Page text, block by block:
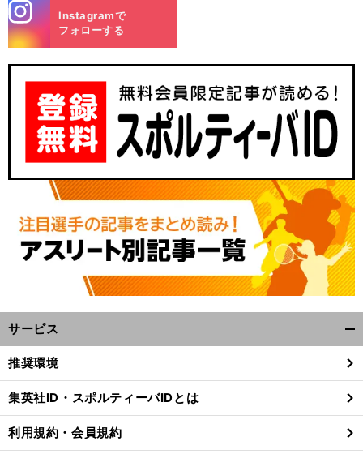
m
Instagramで
フォローする
サービス
閉
る
推奨環境
集英社ID・スポルティーバIDとは
利用規約・会員規約